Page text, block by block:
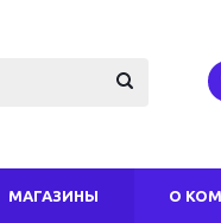
МАГАЗИНЫ О